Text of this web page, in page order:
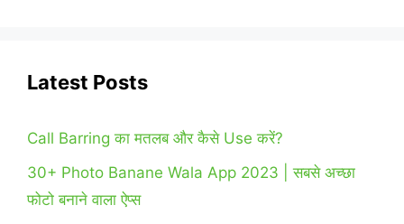
Latest Posts
Call Barring का मतलब और कैसे Use करें?
30+ Photo Banane Wala App 2023 | सबसे अच्छा
फोटो बनाने वाला ऐप्स